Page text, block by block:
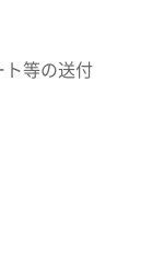
ト等の送付